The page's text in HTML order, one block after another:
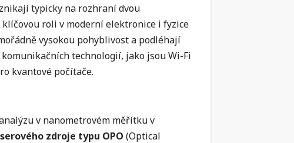
typicky na rozhraní dvou
roli v moderní elektronice i fyzice
vysokou pohyblivost a podléhají
technologií, jako jsou Wi-Fi
kvantové počítače.
v nanometrovém měřítku v
zdroje typu OPO (Optical